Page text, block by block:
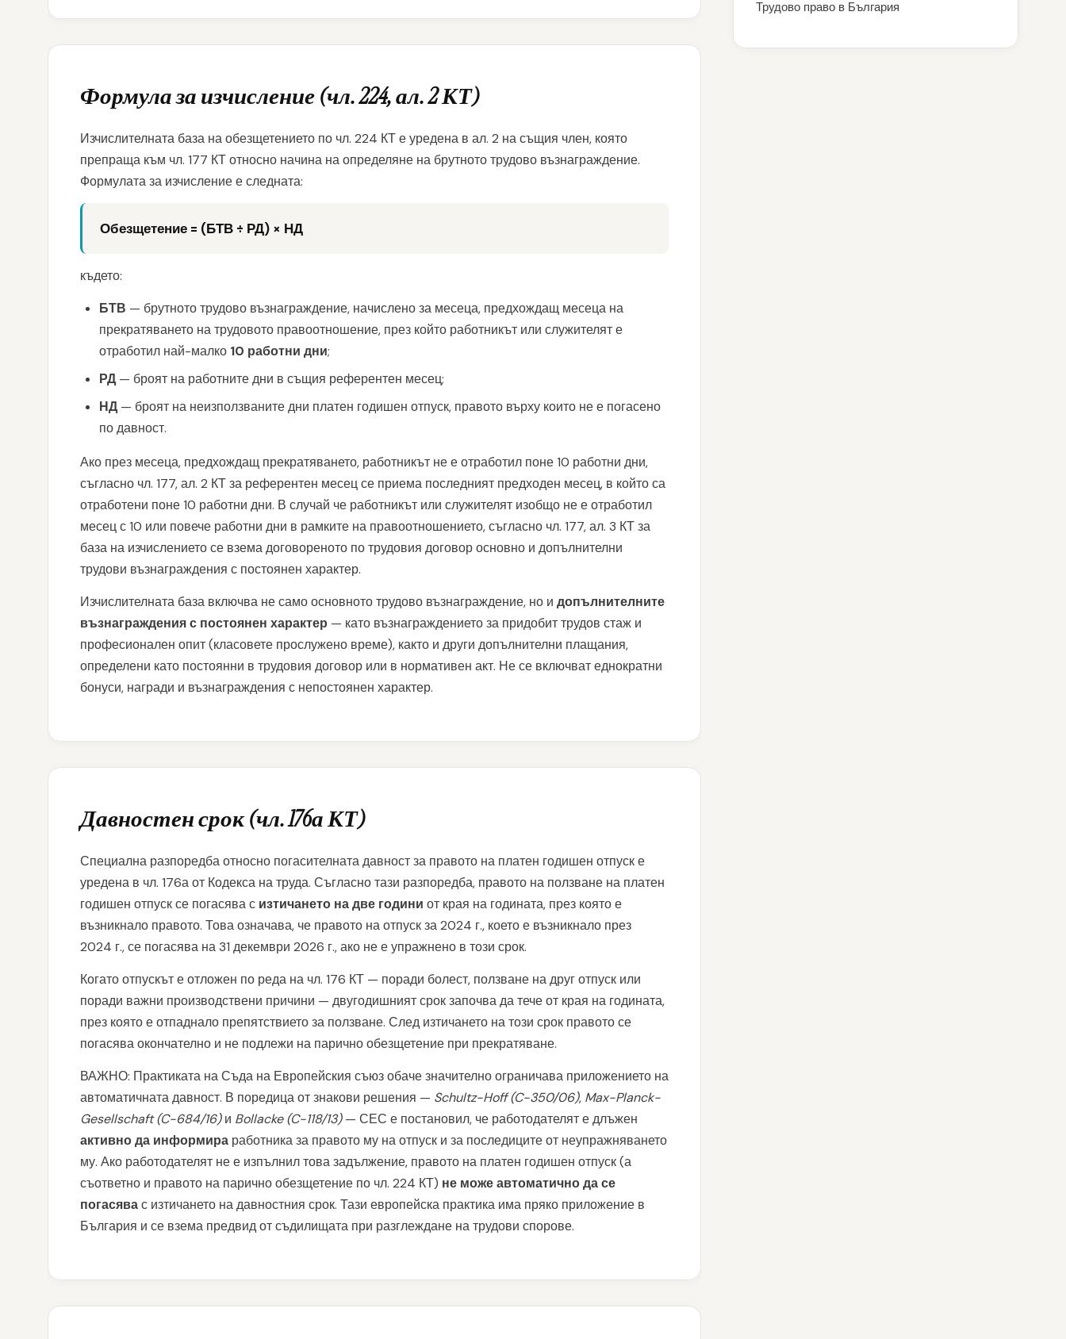
Формула за изчисление (чл. 224, ал. 2 КТ)
Изчислителната база на обезщетението по чл. 224 КТ е уредена в ал. 2 на същия член, която
препраща към чл. 177 КТ относно начина на определяне на брутното трудово възнаграждение.
Формулата за изчисление е следната:
Обезщетение = (БТВ ÷ РД) × НД
където:
БТВ — брутното трудово възнаграждение, начислено за месеца, предхождащ месеца на
прекратяването на трудовото правоотношение, през който работникът или служителят е
отработил най-малко 10 работни дни;
РД — броят на работните дни в същия референтен месец;
НД — броят на неизползваните дни платен годишен отпуск, правото върху които не е погасено
по давност.
Ако през месеца, предхождащ прекратяването, работникът не е отработил поне 10 работни дни,
съгласно чл. 177, ал. 2 КТ за референтен месец се приема последният предходен месец, в който са
отработени поне 10 работни дни. В случай че работникът или служителят изобщо не е отработил
месец с 10 или повече работни дни в рамките на правоотношението, съгласно чл. 177, ал. 3 КТ за
база на изчислението се взема договореното по трудовия договор основно и допълнителни
трудови възнаграждения с постоянен характер.
Изчислителната база включва не само основното трудово възнаграждение, но и допълнителните
възнаграждения с постоянен характер — като възнаграждението за придобит трудов стаж и
професионален опит (класовете прослужено време), както и други допълнителни плащания,
определени като постоянни в трудовия договор или в нормативен акт. Не се включват еднократни
бонуси, награди и възнаграждения с непостоянен характер.
Давностен срок (чл. 176а КТ)
Специална разпоредба относно погасителната давност за правото на платен годишен отпуск е
уредена в чл. 176а от Кодекса на труда. Съгласно тази разпоредба, правото на ползване на платен
годишен отпуск се погасява с изтичането на две години от края на годината, през която е
възникнало правото. Това означава, че правото на отпуск за 2024 г., което е възникнало през
2024 г., се погасява на 31 декември 2026 г., ако не е упражнено в този срок.
Когато отпускът е отложен по реда на чл. 176 КТ — поради болест, ползване на друг отпуск или
поради важни производствени причини — двугодишният срок започва да тече от края на годината,
през която е отпаднало препятствието за ползване. След изтичането на този срок правото се
погасява окончателно и не подлежи на парично обезщетение при прекратяване.
ВАЖНО: Практиката на Съда на Европейския съюз обаче значително ограничава приложението на
автоматичната давност. В поредица от знакови решения — Schultz-Hoff (C-350/06), Max-Planck-
Gesellschaft (C-684/16)и Bollacke (C-118/13)— СЕС е постановил, че работодателят е длъжен
активно да информира работника за правото му на отпуск и за последиците от неупражняването
му. Ако работодателят не е изпълнил това задължение, правото на платен годишен отпуск (а
съответно и правото на парично обезщетение по чл. 224 КТ) не може автоматично да се
погасявас изтичането на давностния срок. Тази европейска практика има пряко приложение в
България и се взема предвид от съдилищата при разглеждане на трудови спорове.
Трудово право в България